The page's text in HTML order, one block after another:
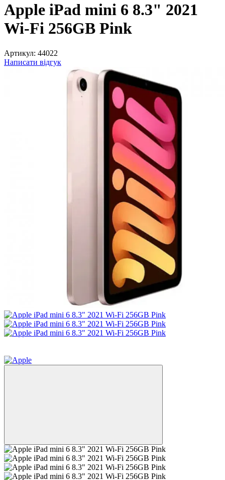
Apple iPad mini 6 8.3" 2021
Wi-Fi 256GB Pink
Артикул: 44022
Написати відгук